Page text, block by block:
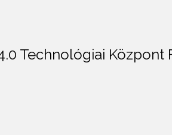
Technológiai Központ